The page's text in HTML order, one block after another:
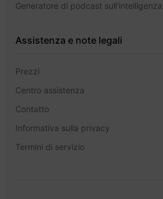
Generatore di podcast
Assistenza e note legali
Prezzi
Centro assistenza
Contatto
Informativa sulla privacy
Termini di servizio